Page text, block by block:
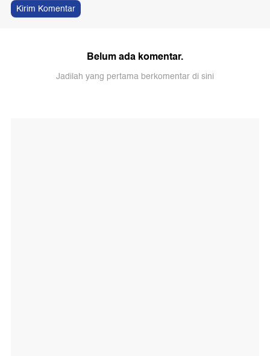
Kirim Komentar
Belum ada komentar.
Jadilah yang pertama berkomentar di sini